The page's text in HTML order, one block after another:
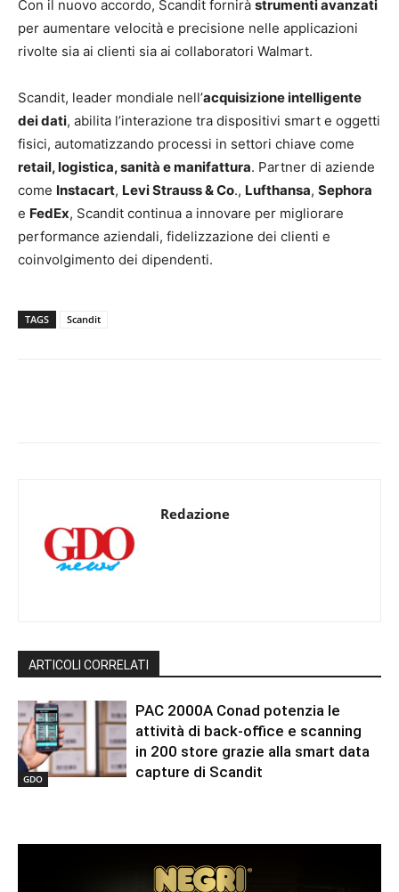
Con il nuovo accordo, Scandit fornirà strumenti avanzati
per aumentare velocità e precisione nelle applicazioni
rivolte sia ai clienti sia ai collaboratori Walmart.
Scandit, leader mondiale nell’acquisizione intelligente
dei dati, abilita l’interazione tra dispositivi smart e oggetti
fisici, automatizzando processi in settori chiave come
retail, logistica, sanità e manifattura. Partner di aziende
come Instacart, Levi Strauss & Co., Lufthansa, Sephora
e FedEx, Scandit continua a innovare per migliorare
performance aziendali, fidelizzazione dei clienti e
coinvolgimento dei dipendenti.
TAGS Scandit
Redazione
ARTICOLI CORRELATI
GDO
PAC 2000A Conad potenzia le
attività di back-office e scanning
in 200 store grazie alla smart data
capture di Scandit